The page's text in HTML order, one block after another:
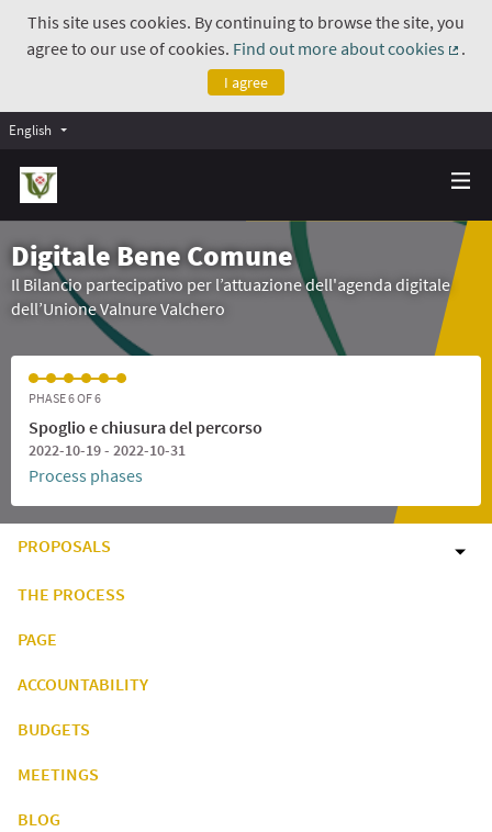
This site uses cookies. By continuing to browse the site, you
agree to our use of cookies. Find out more about cookies
.
I agree
English
Digitale Bene Comune
Il Bilancio partecipativo per l’attuazione dell'agenda digitale
dell’Unione Valnure Valchero
PHASE 6 OF 6
Spoglio e chiusura del percorso
2022-10-19 - 2022-10-31
Process phases
PROPOSALS
THE PROCESS
PAGE
ACCOUNTABILITY
BUDGETS
MEETINGS
BLOG